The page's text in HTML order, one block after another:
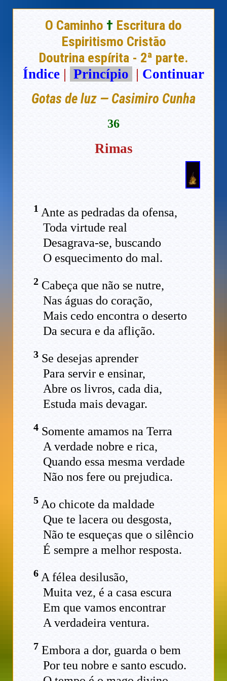
O Caminho † Escritura do
Espiritismo Cristão
Doutrina espírita - 2ª parte.
Índice | Princípio | Continuar
Gotas de luz — Casimiro Cunha
36
Rimas
1 Ante as pedradas da ofensa,
Toda virtude real
Desagrava-se, buscando
O esquecimento do mal.
2 Cabeça que não se nutre,
Nas águas do coração,
Mais cedo encontra o deserto
Da secura e da aflição.
3 Se desejas aprender
Para servir e ensinar,
Abre os livros, cada dia,
Estuda mais devagar.
4 Somente amamos na Terra
A verdade nobre e rica,
Quando essa mesma verdade
Não nos fere ou prejudica.
5 Ao chicote da maldade
Que te lacera ou desgosta,
Não te esqueças que o silêncio
É sempre a melhor resposta.
6 A félea desilusão,
Muita vez, é a casa escura
Em que vamos encontrar
A verdadeira ventura.
7 Embora a dor, guarda o bem
Por teu nobre e santo escudo.